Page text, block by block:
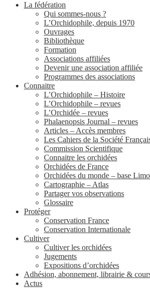
La fédération
Qui sommes-nous ?
L’Orchidophile, depuis 1970
Ouvrages
Bibliothèque
Formation
Associations affiliées
Devenir une association affiliée
Programmes des associations
Connaitre
L’Orchidophile – Histoire
L’Orchidophile – revues
L’Orchidée – revues
Phalaenopsis Journal – revues
Articles – Accès membres
Les Cahiers de la Société
Commission Scientifique
Connaitre les orchidées
Orchidées de France
Orchidées du monde – base
Cartographie – Atlas
Partager vos observations
Glossaire
Protéger
Conservation France
Conservation Internationale
Cultiver
Cultiver les orchidées
Jugements
Expositions d’orchidées
Adhésion, abonnement, librairie &
Actus